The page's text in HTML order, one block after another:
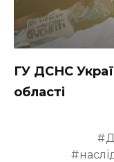
ГУ ДСНС
області